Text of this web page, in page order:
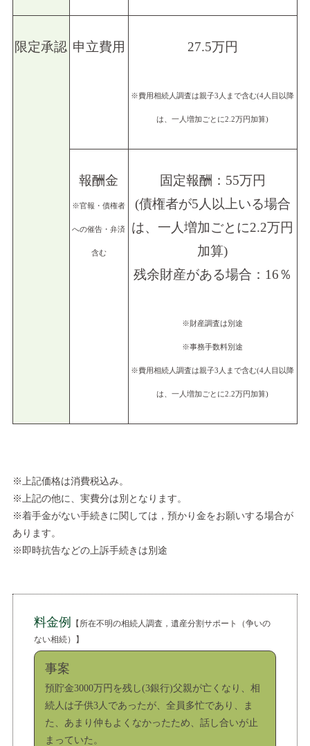
限定承認 申立費用 27.5万円
※費用相続人調査は親子3人まで含む(4人目以降
は、一人増加ごとに2.2万円加算)
報酬金
※官報・債権者
への催告・弁済
含む
固定報酬：55万円
(債権者が5人以上いる場合
は、一人増加ごとに2.2万円
加算)
残余財産がある場合：16％
※財産調査は別途
※事務手数料別途
※費用相続人調査は親子3人まで含む(4人目以降
は、一人増加ごとに2.2万円加算)
※上記価格は消費税込み。
※上記の他に、実費分は別となります。
※着手金がない手続きに関しては，預かり金をお願いする場合が
あります。
※即時抗告などの上訴手続きは別途
料金例
【所在不明の相続人調査，遺産分割サポート（争いの
ない相続）】
事案
預貯金3000万円を残し(3銀行)父親が亡くなり、相
続人は子供3人であったが、全員多忙であり、ま
た、あまり仲もよくなかったため、話し合いが止
まっていた。